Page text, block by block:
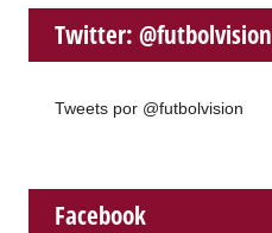
Twitter: @futbolvision
Tweets por @futbolvision
Facebook